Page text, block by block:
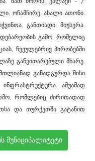
ოჩამჩირე, ახალი ათონი.
განთიადი, მიუსერა.
გამო, რომელიც
ჩვეულებრივ პირობებში
განვითარებული მხარე.
განადგურდა მისი
ამჟამად
რომლებიც ძირითადად
და თურქეთში გატანით
მუნიციპალიტეტი